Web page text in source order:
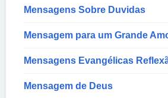
Mensagens Sobre Duvidas
Mensagem para um Grande
Mensagens Evangélicas
Mensagem de Deus